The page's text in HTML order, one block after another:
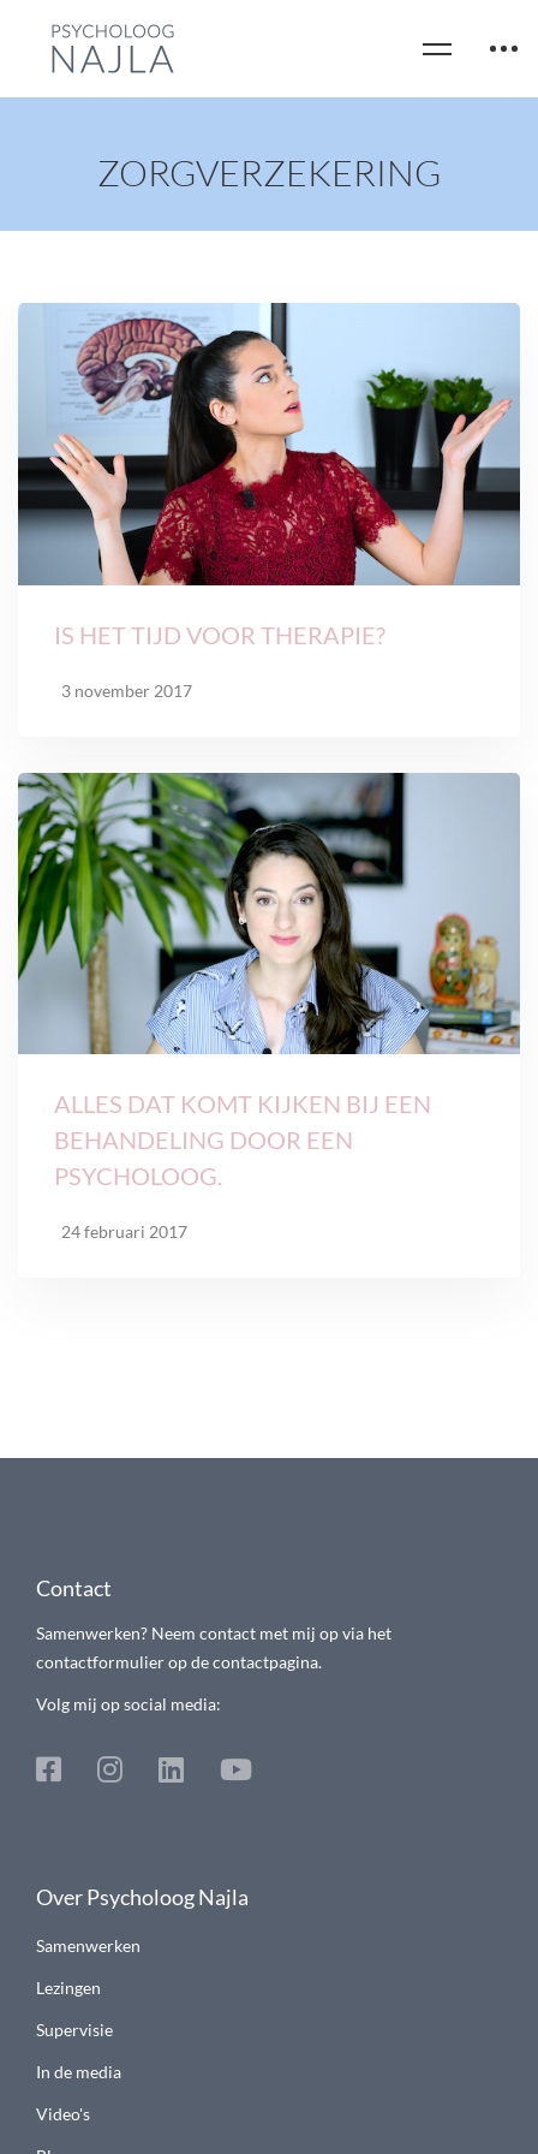
ZORGVERZEKERING
IS HET TIJD VOOR THERAPIE?
3 november 2017
ALLES DAT KOMT KIJKEN BIJ EEN
BEHANDELING DOOR EEN
PSYCHOLOOG.
24 februari 2017
Contact
Samenwerken? Neem contact met mij op via het
contactformulier op de contactpagina.
Volg mij op social media:
Over Psycholoog Najla
Samenwerken
Lezingen
Supervisie
In de media
Video's